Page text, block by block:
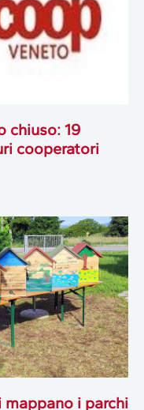
chiuso: 19
cooperatori
mappano i parchi